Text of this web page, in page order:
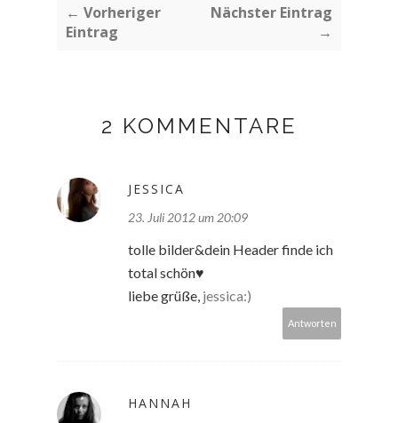
← Vorheriger
Eintrag
Nächster Eintrag
→
2 KOMMENTARE
JESSICA
23. Juli 2012 um 20:09
tolle bilder&dein Header finde ich
total schön♥
liebe grüße, jessica:)
Antworten
HANNAH